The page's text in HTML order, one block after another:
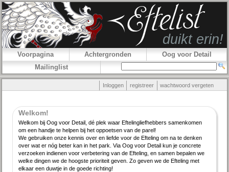
Voorpagina Achtergronden
Oog voor Detail
Mailinglist
Inloggen registreer wachtwoord vergeten
Welkom!
Welkom bij Oog voor Detail, dé plek waar Efteling­lief­hebbers samenkomen
om een handje te helpen bij het oppoetsen van de parel!
We gebruiken onze kennis over en liefde voor de Efteling om na te denken
over wat er nóg beter kan in het park. Via Oog voor Detail kun je concrete
verzoeken indienen voor verbe­tering van de Efteling, en samen bepalen we
welke dingen we de hoogste priori­teit geven. Zo geven we de Efteling met
elkaar een duwtje in de goede richting!